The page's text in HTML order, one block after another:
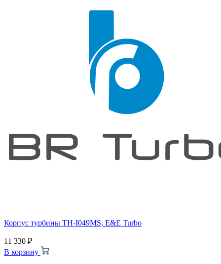
Корпус турбины TH-I049MS, E&E Turbo
11 330 ₽
В корзину